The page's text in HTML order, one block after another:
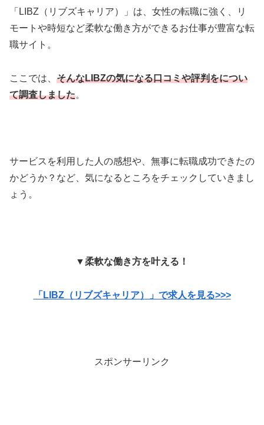
「LIBZ（リブズキャリア）」は、女性の転職に強く、リ
モートや時短など柔軟な働き方ができるお仕事が豊富な転
職サイト。
ここでは、 そんなLIBZの気になる口コミや評判をについ
て調査しました。
サービスを利用した人の感想や、無事に転職成功できたの
かどうか？など、気になるところをチェックしていきまし
ょう。
▼柔軟な働き方を叶える！
「LIBZ（リブズキャリア）」で求人を見る>>>
スポンサーリンク